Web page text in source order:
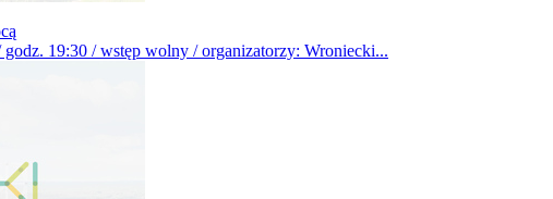
19:30 / wstęp wolny / organizatorzy: Wroniecki...